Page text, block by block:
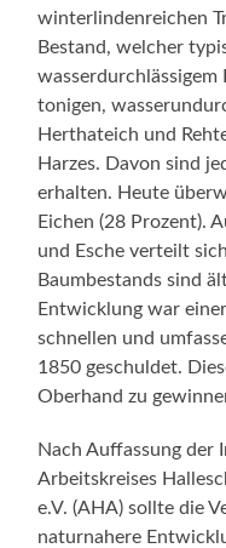
winterlindenreichen
Bestand, welcher
wasserdurchlässigem
tonigen,
Herthateich und
Harzes. Davon sind
erhalten. Heute
Eichen (28 Prozent).
und Esche verteilt
Baumbestands sind
Entwicklung war
schnellen und
1850 geschuldet.
Oberhand zu
Nach Auffassung der
Arbeitskreises
e.V. (AHA) sollte die
naturnahere